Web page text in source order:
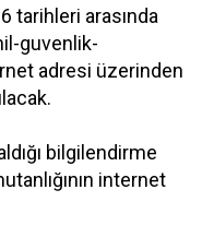
tarihleri arasında
guvenlik-
adresi üzerinden
bilgilendirme
internet